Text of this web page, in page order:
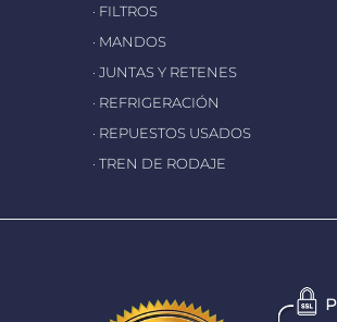
· FILTROS
· MANDOS
· JUNTAS Y RETENES
· REFRIGERACIÓN
· REPUESTOS USADOS
· TREN DE RODAJE